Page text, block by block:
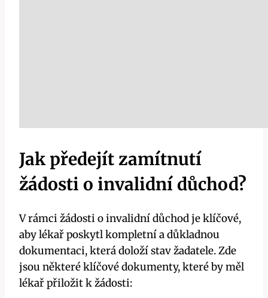
Jak předejít zamítnutí
žádosti o invalidní důchod?
V rámci žádosti o invalidní důchod je klíčové,
aby lékař poskytl kompletní a důkladnou
dokumentaci, která doloží stav žadatele. Zde
jsou některé klíčové dokumenty, které by měl
lékař přiložit k žádosti: